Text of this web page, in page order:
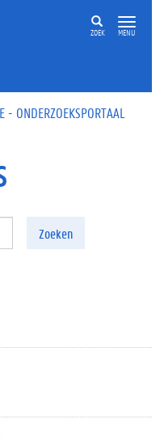
ZOEK MENU
- ONDERZOEKSPORTAAL
Zoeken